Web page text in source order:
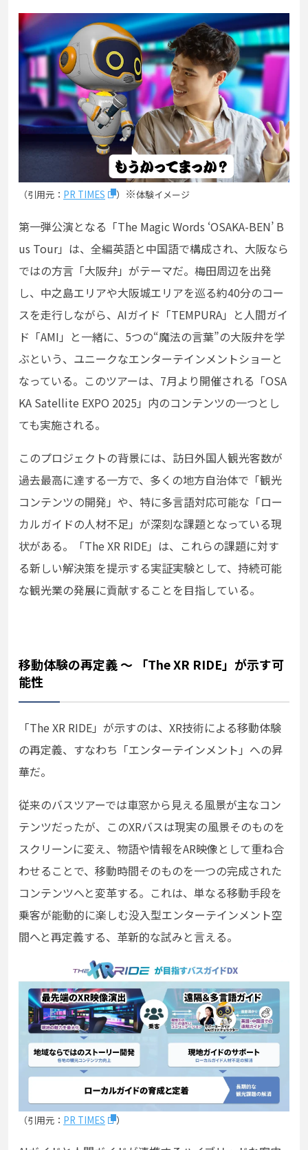
（引用元： PR TIMES ） ※体験イメージ
第一弾公演となる「The Magic Words ‘OSAKA-BEN’ B
us Tour」は、全編英語と中国語で構成され、大阪なら
ではの方言「大阪弁」がテーマだ。梅田周辺を出発
し、中之島エリアや大阪城エリアを巡る約40分のコー
スを走行しながら、AIガイド「TEMPURA」と人間ガイ
ド「AMI」と一緒に、5つの“魔法の言葉”の大阪弁を学
ぶという、ユニークなエンターテインメントショーと
なっている。このツアーは、7月より開催される「OSA
KA Satellite EXPO 2025」内のコンテンツの一つとし
ても実施される。
このプロジェクトの背景には、訪日外国人観光客数が
過去最高に達する一方で、多くの地方自治体で「観光
コンテンツの開発」や、特に多言語対応可能な「ロー
カルガイドの人材不足」が深刻な課題となっている現
状がある。「The XR RIDE」は、これらの課題に対す
る新しい解決策を提示する実証実験として、持続可能
な観光業の発展に貢献することを目指している。
移動体験の再定義 〜 「The XR RIDE」が示す可
能性
「The XR RIDE」が示すのは、XR技術による移動体験
の再定義、すなわち「エンターテインメント」への昇
華だ。
従来のバスツアーでは車窓から見える風景が主なコン
テンツだったが、このXRバスは現実の風景そのものを
スクリーンに変え、物語や情報をAR映像として重ね合
わせることで、移動時間そのものを一つの完成された
コンテンツへと変革する。これは、単なる移動手段を
乗客が能動的に楽しむ没入型エンターテインメント空
間へと再定義する、革新的な試みと言える。
（引用元： PR TIMES ）